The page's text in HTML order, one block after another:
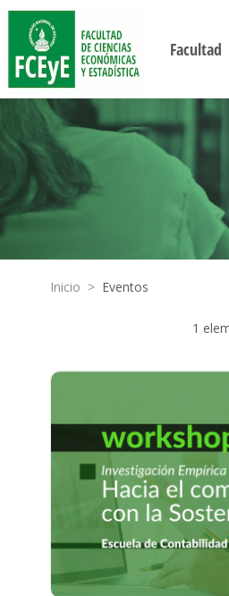
Facultad
Inicio > Eventos
1